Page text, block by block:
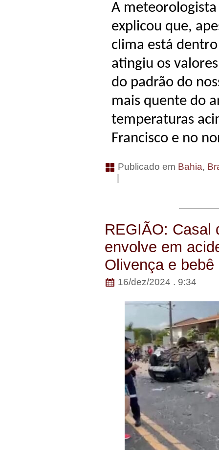
A
explicou que,
clima está
atingiu os
do padrão do
mais quente do
temperaturas
Francisco e no
Publicado em Bahia,
REGIÃO: Casal
envolve em
Olivença e
16/dez/2024 . 9:34